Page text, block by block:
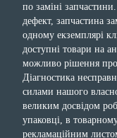
по заміні
дефект, запчастина
одному екземплярі
доступні товари на
можливо рішення
Діагностика
силами нашого
великим досвідом
упаковці, в
рекламаційним